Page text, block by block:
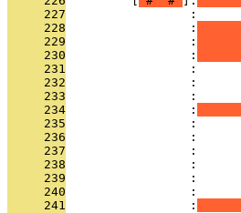
     227
:
     228
                 :
     229
                 :
     230
                 :
     231
:
     232
:
     233
:
     234
                 :
     235
:
     236
:
     237
:
     238
:
     239
:
     240
:
     241
                 :